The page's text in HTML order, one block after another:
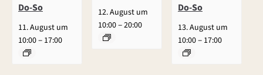
Do-So
11. August um
10:00– 17:00
12. August um
10:00–20:00
Do-So
13. August um
10:00– 17:00